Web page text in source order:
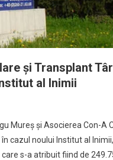
şi Transplant
al Inimii
Mureş şi Asocierea Con-A
cazul noului Institut al
s-a atribuit fiind de